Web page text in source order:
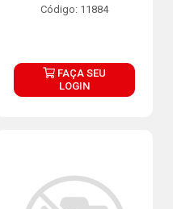
Código: 11884
FAÇA SEU
LOGIN